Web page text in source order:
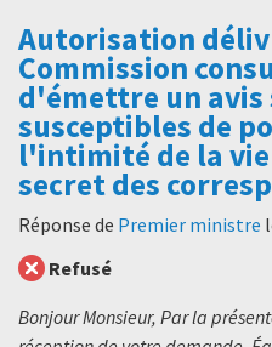
Autorisation
Commission
d'émettre un
susceptibles de
l'intimité de la
secret des
Réponse de Premier ministre
Refusé
Bonjour Monsieur, Par la